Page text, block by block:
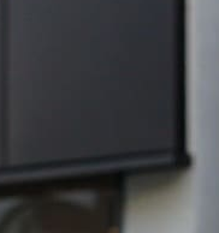
アストールフレックス